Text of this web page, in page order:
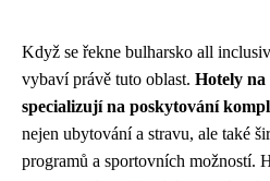
Když se řekne bulharsko all
vybaví právě tuto oblast. Hotely na
specializují na poskytování
nejen ubytování a stravu, ale také
programů a sportovních možností.